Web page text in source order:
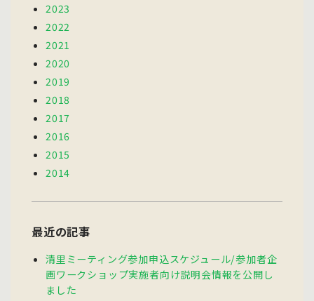
2023
2022
2021
2020
2019
2018
2017
2016
2015
2014
最近の記事
清里ミーティング参加申込スケジュール/参加者企
画ワークショップ実施者向け説明会情報を公開し
ました